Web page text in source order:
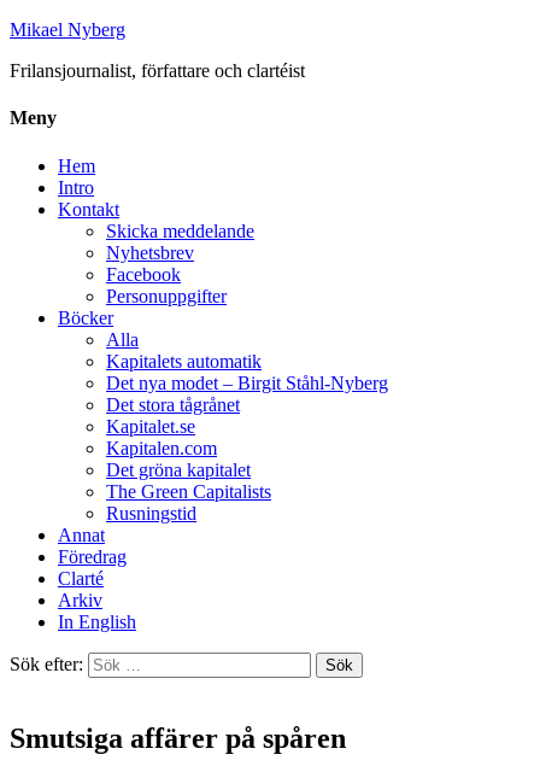
Mikael Nyberg
Frilansjournalist, författare och clartéist
Meny
Hem
Intro
Kontakt
Skicka meddelande
Nyhetsbrev
Facebook
Personuppgifter
Böcker
Alla
Kapitalets automatik
Det nya modet – Birgit Ståhl-Nyberg
Det stora tågrånet
Kapitalet.se
Kapitalen.com
Det gröna kapitalet
The Green Capitalists
Rusningstid
Annat
Föredrag
Clarté
Arkiv
In English
Sök efter:
Smutsiga affärer på spåren